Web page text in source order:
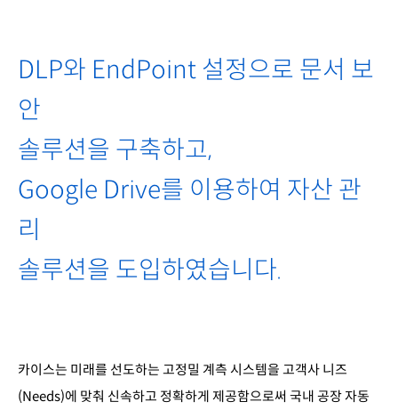
DLP와 EndPoint 설정으로 문서 보
안
솔루션을 구축하고,
Google Drive를 이용하여 자산 관
리
솔루션을 도입하였습니다.
카이스는 미래를 선도하는 고정밀 계측 시스템을 고객사 니즈
(Needs)에 맞춰 신속하고 정확하게 제공함으로써 국내 공장 자동